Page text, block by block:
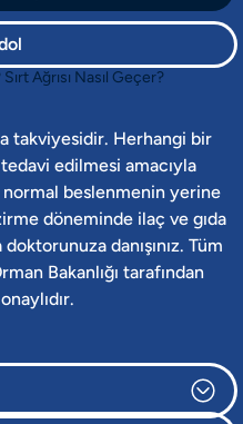
takviyesidir. Herhangi bir
edilmesi amacıyla
normal beslenmenin yerine
döneminde ilaç ve gıda
danışınız. Tüm
Bakanlığı tarafından